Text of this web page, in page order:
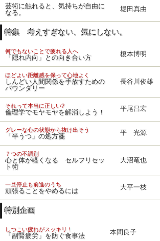
芸術に触れると、気持ちが自由に
なる。
堀田真由
特集 考えすぎない、気にしない。
何でもないことで疲れる人へ
「隠れ内向」との向き合い方 榎本博明
ほどよい距離感を保って心地よく
しんどい人間関係を手放すための
バウンダリー
長谷川俊雄
それって本当に正しい?
倫理学でモヤモヤを解消しよう！ 平尾昌宏
グレーな心の状態から抜け出そう
「半うつ」の処方箋 平 光源
７つの不調別
心と体が軽くなる セルフリセッ
ト術
大沼竜也
一旦停止も前進のうち
頑張ることをやめるには 大平一枝
特別企画
しつこい疲れがスッキリ！
「副腎疲労」を防ぐ食事法 本間良子